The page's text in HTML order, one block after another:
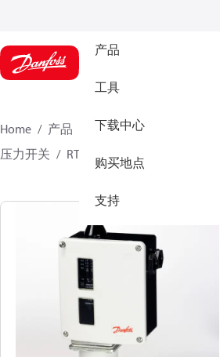
产品
工具
下载中心
购买地点
支持
Home 产品 气候方案事业部制冷业务
压力开关
RT 017-518166